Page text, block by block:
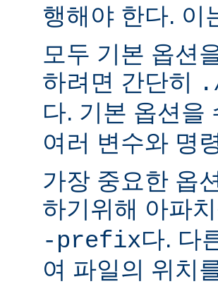
행해야 한다. 이
모두 기본 옵션
하려면 간단히
다. 기본 옵션을
여러 변수와 명
가장 중요한 옵
하기위해 아파
-prefix다. 다
여 파일의 위치